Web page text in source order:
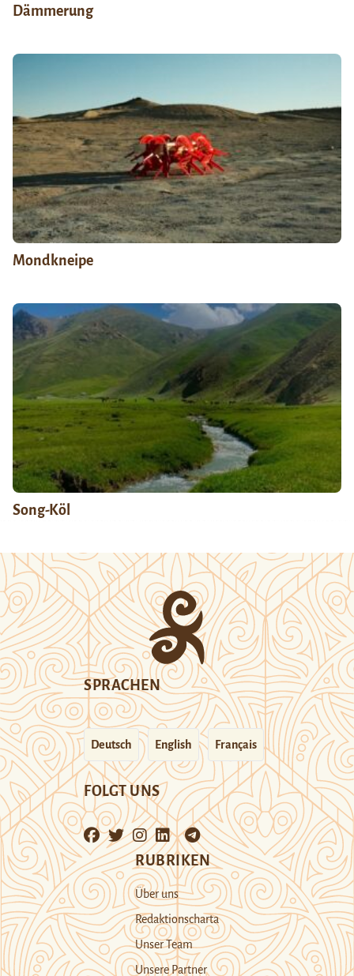
Dämmerung
Mondkneipe
Song-Köl
SPRACHEN
Deutsch English Français
FOLGT UNS
RUBRIKEN
Über uns
Redaktionscharta
Unser Team
Unsere Partner